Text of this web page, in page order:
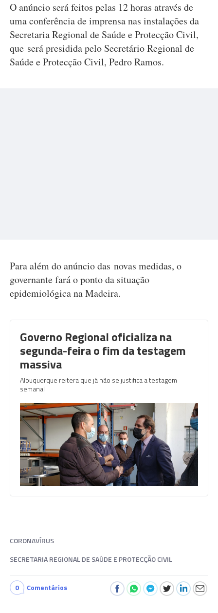
O anúncio será feitos pelas 12 horas através de
uma conferência de imprensa nas instalações da
Secretaria Regional de Saúde e Protecção Civil,
que será presidida pelo Secretário Regional de
Saúde e Protecção Civil, Pedro Ramos.
Para além do anúncio das novas medidas, o
governante fará o ponto da situação
epidemiológica na Madeira.
Governo Regional oficializa na
segunda-feira o fim da testagem
massiva
Albuquerque reitera que já não se justifica a testagem
semanal
CORONAVÍRUS
SECRETARIA REGIONAL DE SAÚDE E PROTECÇÃO CIVIL
0 Comentários